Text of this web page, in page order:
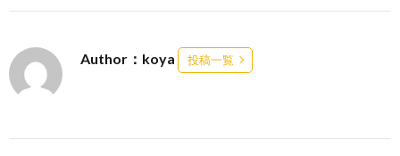
Author：koya 投稿一覧